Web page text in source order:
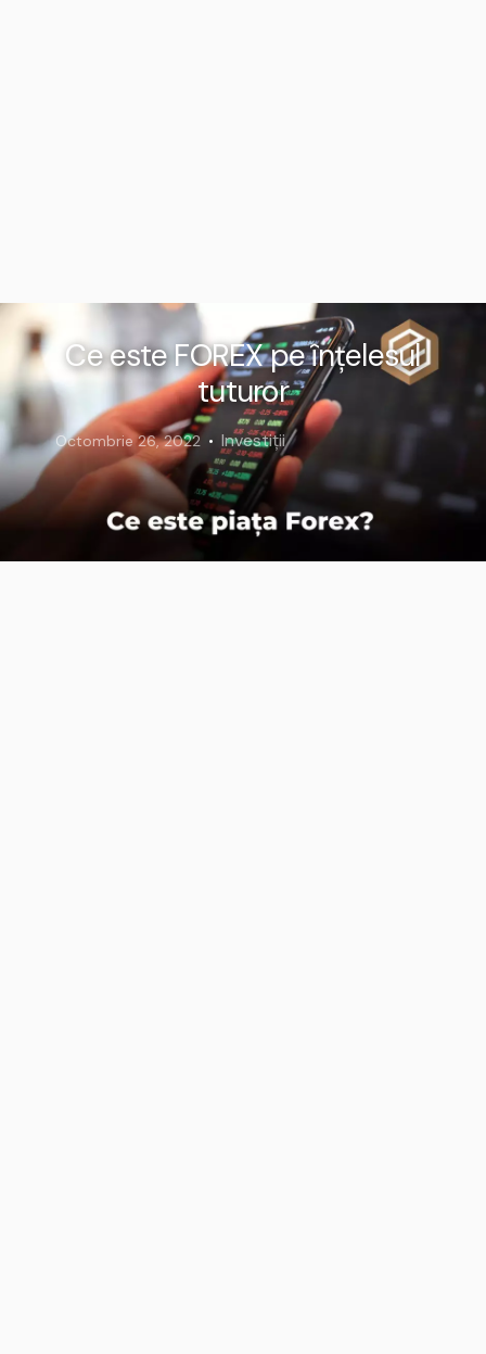
Ce este FOREX pe înțelesul
tuturor
Octombrie 26, 2022 Investiții